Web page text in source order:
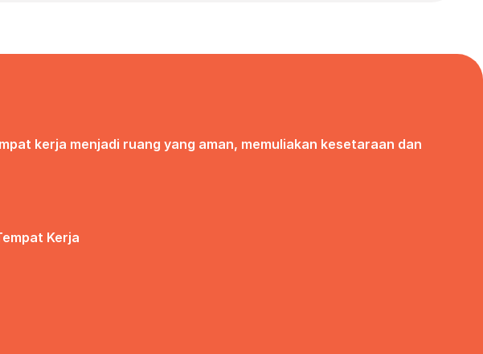
kerja menjadi ruang yang aman, memuliakan kesetaraan dan
Kerja